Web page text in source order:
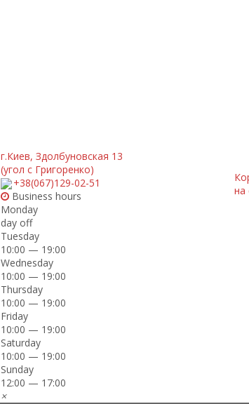
г.Киев, Здолбуновская 13
(угол с Григоренко)
+38(067)129-02-51
Business hours
Monday
day off
Tuesday
10:00 — 19:00
Wednesday
10:00 — 19:00
Thursday
10:00 — 19:00
Friday
10:00 — 19:00
Saturday
10:00 — 19:00
Sunday
12:00 — 17:00
×
на